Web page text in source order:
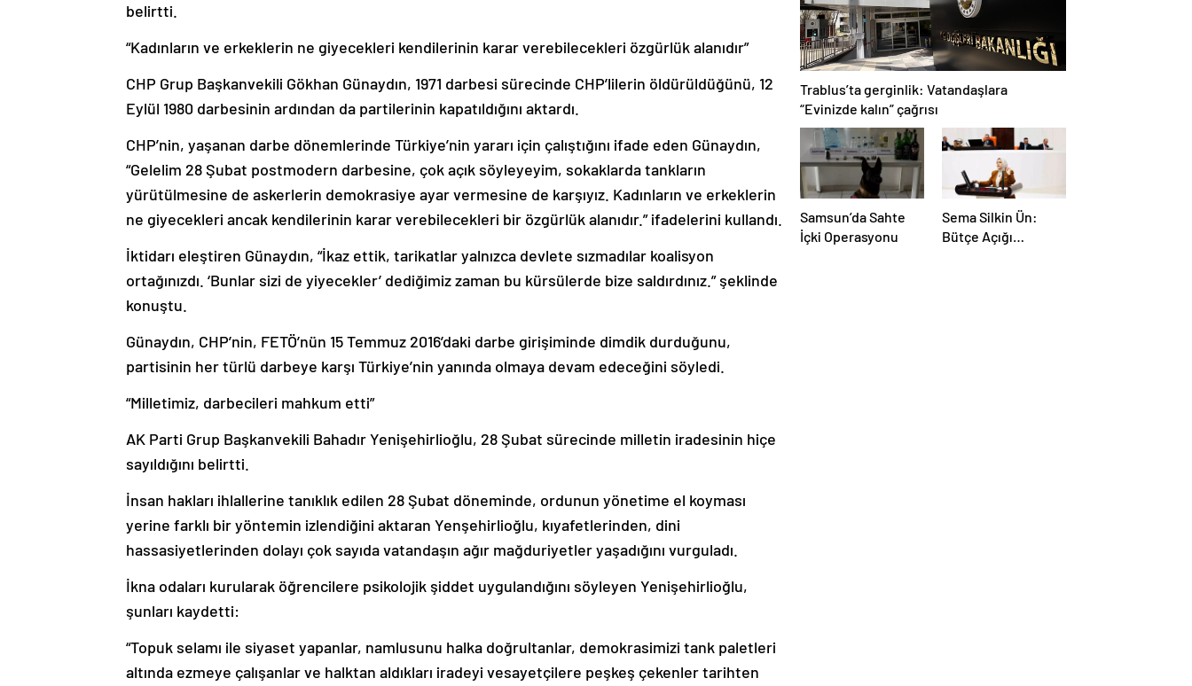
belirtti.
“Kadınların ve erkeklerin ne giyecekleri kendilerinin karar verebilecekleri özgürlük alanıdır”
CHP Grup Başkanvekili Gökhan Günaydın, 1971 darbesi sürecinde CHP’lilerin öldürüldüğünü, 12
Eylül 1980 darbesinin ardından da partilerinin kapatıldığını aktardı.
CHP’nin, yaşanan darbe dönemlerinde Türkiye’nin yararı için çalıştığını ifade eden Günaydın,
“Gelelim 28 Şubat postmodern darbesine, çok açık söyleyeyim, sokaklarda tankların
yürütülmesine de askerlerin demokrasiye ayar vermesine de karşıyız. Kadınların ve erkeklerin
ne giyecekleri ancak kendilerinin karar verebilecekleri bir özgürlük alanıdır.” ifadelerini kullandı.
İktidarı eleştiren Günaydın, “İkaz ettik, tarikatlar yalnızca devlete sızmadılar koalisyon
ortağınızdı. ‘Bunlar sizi de yiyecekler’ dediğimiz zaman bu kürsülerde bize saldırdınız.” şeklinde
konuştu.
Günaydın, CHP’nin, FETÖ’nün 15 Temmuz 2016’daki darbe girişiminde dimdik durduğunu,
partisinin her türlü darbeye karşı Türkiye’nin yanında olmaya devam edeceğini söyledi.
“Milletimiz, darbecileri mahkum etti”
AK Parti Grup Başkanvekili Bahadır Yenişehirlioğlu, 28 Şubat sürecinde milletin iradesinin hiçe
sayıldığını belirtti.
İnsan hakları ihlallerine tanıklık edilen 28 Şubat döneminde, ordunun yönetime el koyması
yerine farklı bir yöntemin izlendiğini aktaran Yenşehirlioğlu, kıyafetlerinden, dini
hassasiyetlerinden dolayı çok sayıda vatandaşın ağır mağduriyetler yaşadığını vurguladı.
İkna odaları kurularak öğrencilere psikolojik şiddet uygulandığını söyleyen Yenişehirlioğlu,
şunları kaydetti:
“Topuk selamı ile siyaset yapanlar, namlusunu halka doğrultanlar, demokrasimizi tank paletleri
altında ezmeye çalışanlar ve halktan aldıkları iradeyi vesayetçilere peşkeş çekenler tarihten
Trablus’ta gerginlik: Vatandaşlara
“Evinizde kalın” çağrısı
Samsun’da Sahte
İçki Operasyonu
Sema Silkin Ün:
Bütçe Açığı